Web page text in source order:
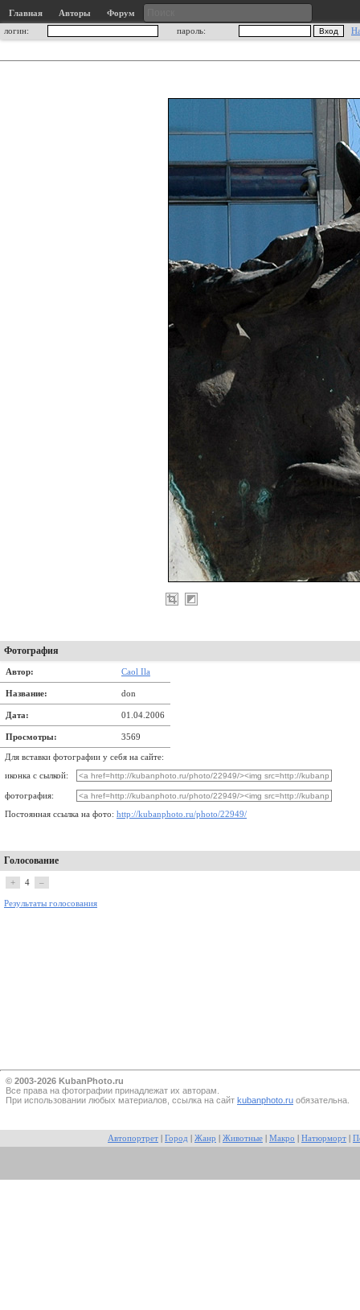
Главная Авторы
Форум
логин:
пароль:
Фотография
Автор: Caol Ila
Название: don
Дата: 01.04.2006
Просмотры: 3569
Для вставки фотографии у себя на сайте:
иконка с сылкой:
фотография:
Постоянная ссылка на фото: http://kubanphoto.ru/photo/22949/
Голосование
+ 4 –
Результаты голосования
© 2003-2026 KubanPhoto.ru
Все прaва на фотографии принадлежат их авторам.
При использовании любых материалов, ссылка на сайт kubanphoto.ru обязательна.
Автопортрет Город Жанр Животные Макро Натюрморт